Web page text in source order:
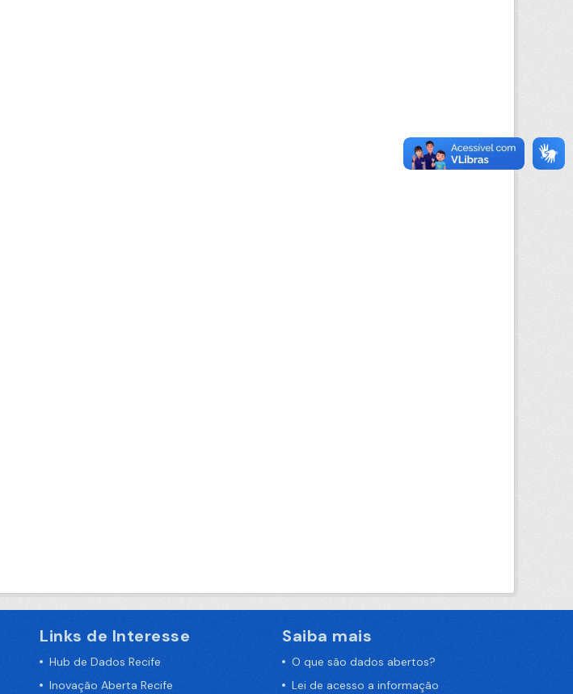
Links de Interesse
Hub de Dados Recife
Inovação Aberta Recife
Saiba mais
O que são dados abertos?
Lei de acesso a informação